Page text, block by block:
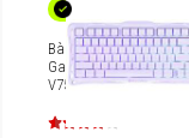
Bàn phím cơ Magnetic
Gaming Gravastar
V75 [GS-V75]